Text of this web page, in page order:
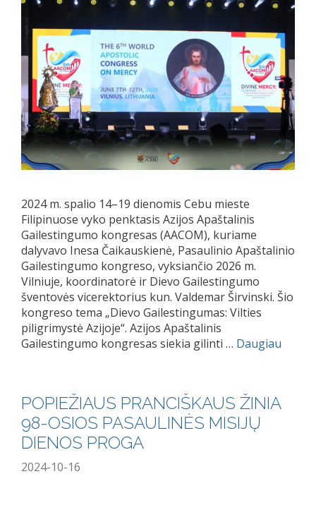
2024 m. spalio 14–19 dienomis Cebu mieste
Filipinuose vyko penktasis Azijos Apaštalinis
Gailestingumo kongresas (AACOM), kuriame
dalyvavo Inesa Čaikauskienė, Pasaulinio Apaštalinio
Gailestingumo kongreso, vyksiančio 2026 m.
Vilniuje, koordinatorė ir Dievo Gailestingumo
šventovės vicerektorius kun. Valdemar Širvinski. Šio
kongreso tema „Dievo Gailestingumas: Vilties
piligrimystė Azijoje“. Azijos Apaštalinis
Gailestingumo kongresas siekia gilinti … Daugiau
POPIEŽIAUS PRANCIŠKAUS ŽINIA
98-OSIOS PASAULINĖS MISIJŲ
DIENOS PROGA
2024-10-16